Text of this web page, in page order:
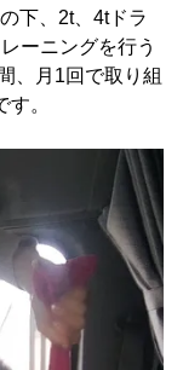
下、2t、4tドラ
ーニングを行う
、月1回で取り組
。